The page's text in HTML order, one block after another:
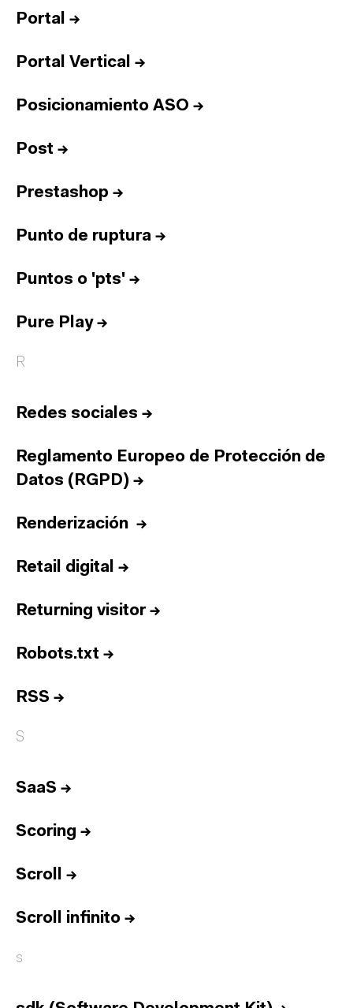
Portal →
Portal Vertical →
Posicionamiento ASO →
Post →
Prestashop →
Punto de ruptura →
Puntos o 'pts' →
Pure Play→
R
Redes sociales →
Reglamento Europeo de Protección de
Datos (RGPD) →
Renderización →
Retail digital →
Returning visitor→
Robots.txt →
RSS →
S
SaaS →
Scoring →
Scroll →
Scroll infinito →
s